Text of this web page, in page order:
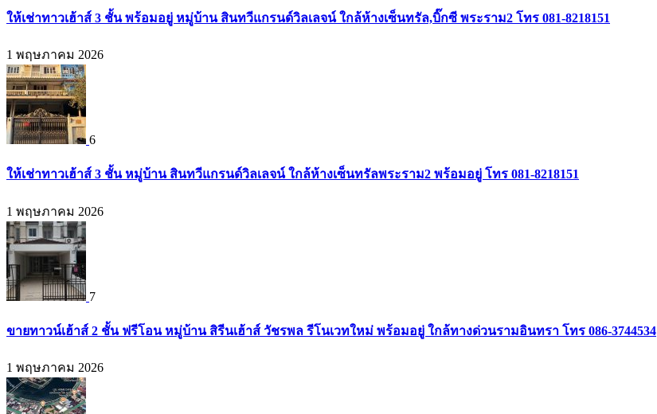
ให้เช่าทาวเฮ้าส์ 3 ชั้น พร้อมอยู่ หมู่บ้าน สินทวีแกรนด์วิลเลจน์ ใกล้ห้างเซ็นทรัล,บิ๊กซี พระราม2 โทร 081-8218151
1 พฤษภาคม 2026
6
ให้เช่าทาวเฮ้าส์ 3 ชั้น หมู่บ้าน สินทวีแกรนด์วิลเลจน์ ใกล้ห้างเซ็นทรัลพระราม2 พร้อมอยู่ โทร 081-8218151
1 พฤษภาคม 2026
7
ขายทาวน์เฮ้าส์ 2 ชั้น ฟรีโอน หมู่บ้าน สิรีนเฮ้าส์ วัชรพล รีโนเวทใหม่ พร้อมอยู่ ใกล้ทางด่วนรามอินทรา โทร 086-3744534
1 พฤษภาคม 2026